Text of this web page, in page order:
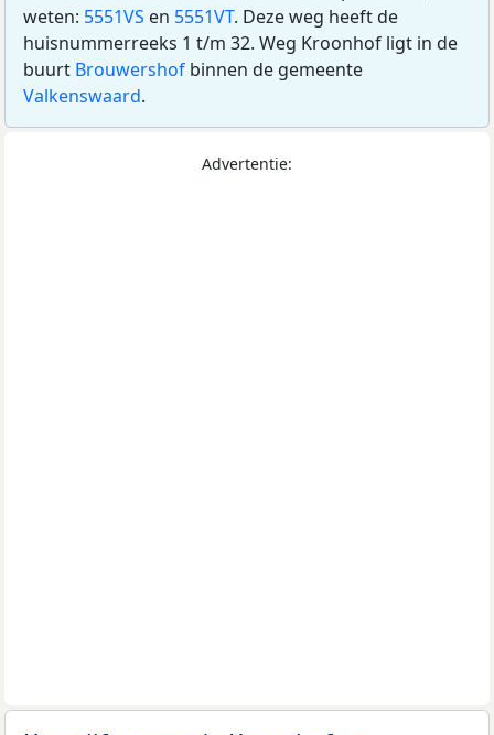
weten: 5551VS en 5551VT. Deze weg heeft de
huisnummerreeks 1 t/m 32. Weg Kroonhof ligt in de
buurt Brouwershof binnen de gemeente
Valkenswaard.
Advertentie: